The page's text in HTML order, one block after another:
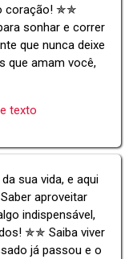
coração! ✯✯
sonhar e correr
que nunca deixe
que amam você,
texto
sua vida, e aqui
aproveitar
indispensável,
✯✯ Saiba viver
já passou e o